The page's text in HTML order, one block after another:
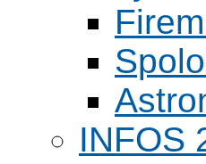
INFOS